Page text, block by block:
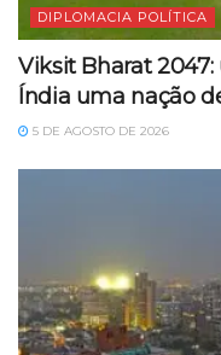
DIPLOMACIA POLÍTICA
Viksit Bharat
Índia uma nação
5 DE AGOSTO DE 2026